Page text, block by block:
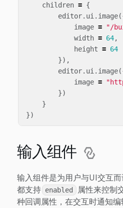
children = {
editor. ui . image
image =
"/
width = 64,
height = 64
}),
editor. ui . image
image =
})
}
})
输入组件
输入组件是为用户与UI交互
都支持 enabled
属性来控制
种回调属性，在交互时通知编